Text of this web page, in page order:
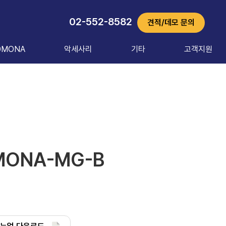
02-552-8582 견적/데모 문의
악세사리 기타 고객지원
MG-B